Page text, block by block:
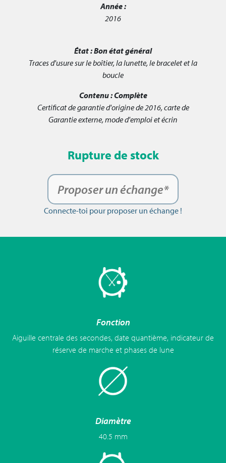
Année :
2016
État :Bon état général
Traces d'usure sur le boîtier, la lunette, le bracelet et la
boucle
Contenu :Complète
Certificat de garantie d'origine de 2016, carte de
Garantie externe, mode d'emploi et écrin
Rupture de stock
Proposer un échange*
Connecte-toi pour proposer un échange !
Fonction
Aiguille centrale des secondes, date quantième, indicateur de
réserve de marche et phases de lune
Diamètre
40.5 mm